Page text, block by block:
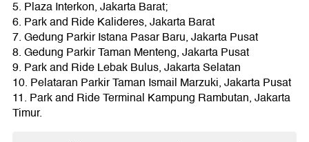
5. Plaza Interkon, Jakarta Barat;
6. Park and Ride Kalideres, Jakarta Barat
7. Gedung Parkir Istana Pasar Baru, Jakarta Pusat
8. Gedung Parkir Taman Menteng, Jakarta Pusat
9. Park and Ride Lebak Bulus, Jakarta Selatan
10. Pelataran Parkir Taman Ismail Marzuki, Jakarta Pusat
11. Park and Ride Terminal Kampung Rambutan, Jakarta
Timur.